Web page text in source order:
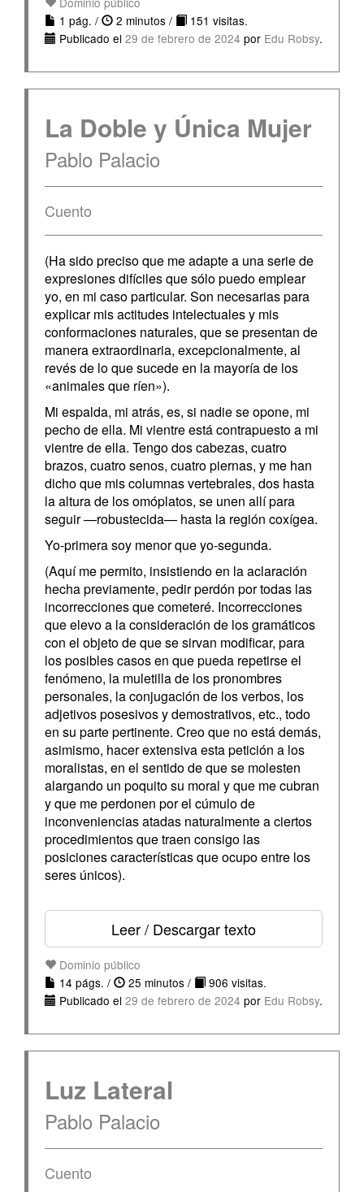
1 pág. /
2 minutos /
151 visitas.
Publicado el 29 de febrero de 2024 por Edu Robsy.
La Doble y Única Mujer
Pablo Palacio
Cuento
(Ha sido preciso que me adapte a una serie de
expresiones difíciles que sólo puedo emplear
yo, en mi caso particular. Son necesarias para
explicar mis actitudes intelectuales y mis
conformaciones naturales, que se presentan de
manera extraordinaria, excepcionalmente, al
revés de lo que sucede en la mayoría de los
«animales que ríen»).
Mi espalda, mi atrás, es, si nadie se opone, mi
pecho de ella. Mi vientre está contrapuesto a mi
vientre de ella. Tengo dos cabezas, cuatro
brazos, cuatro senos, cuatro piernas, y me han
dicho que mis columnas vertebrales, dos hasta
la altura de los omóplatos, se unen allí para
seguir —robustecida— hasta la región coxígea.
Yo-primera soy menor que yo-segunda.
(Aquí me permito, insistiendo en la aclaración
hecha previamente, pedir perdón por todas las
incorrecciones que cometeré. Incorrecciones
que elevo a la consideración de los gramáticos
con el objeto de que se sirvan modificar, para
los posibles casos en que pueda repetirse el
fenómeno, la muletilla de los pronombres
personales, la conjugación de los verbos, los
adjetivos posesivos y demostrativos, etc., todo
en su parte pertinente. Creo que no está demás,
asimismo, hacer extensiva esta petición a los
moralistas, en el sentido de que se molesten
alargando un poquito su moral y que me cubran
y que me perdonen por el cúmulo de
inconveniencias atadas naturalmente a ciertos
procedimientos que traen consigo las
posiciones características que ocupo entre los
seres únicos).
Leer / Descargar texto
Dominio público
14 págs. /
25 minutos /
906 visitas.
Publicado el 29 de febrero de 2024 por Edu Robsy.
Luz Lateral
Pablo Palacio
Cuento